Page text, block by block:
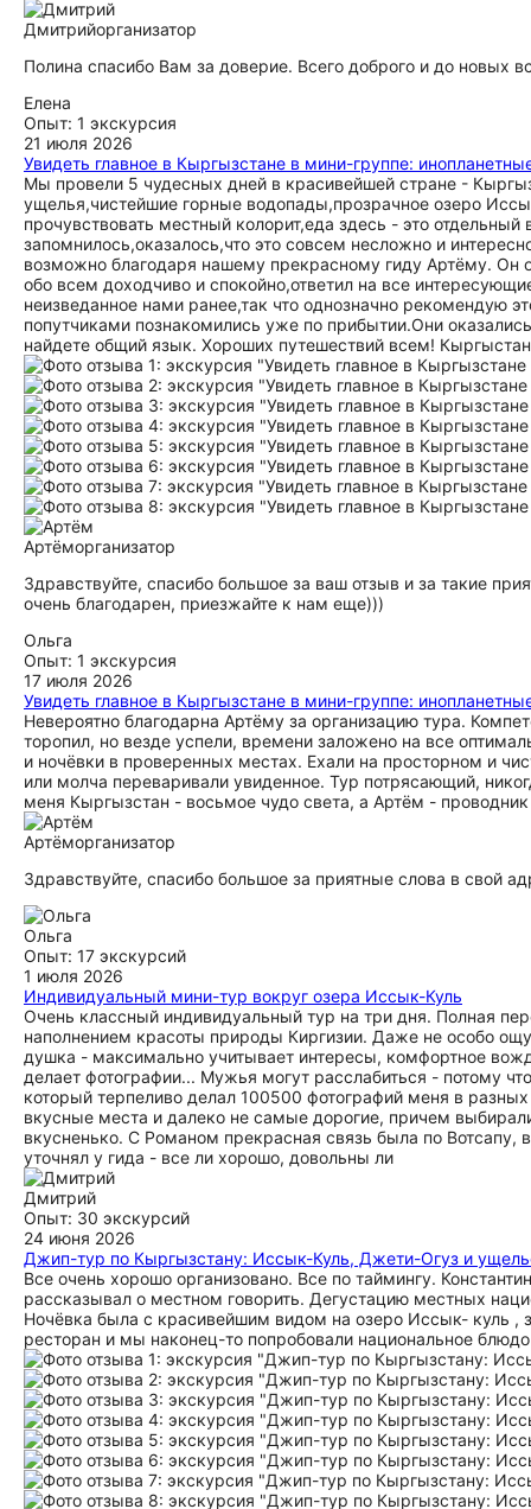
Дмитрийорганизатор
Полина спасибо Вам за доверие. Всего доброго и до новых
Елена
Опыт: 1 экскурсия
21 июля 2026
Увидеть главное в Кыргызстане в мини-группе:
Мы провели 5 чудесных дней в красивейшей стране -
ущелья,чистейшие горные водопады,прозрачное озеро
прочувствовать местный колорит,еда здесь - это
запомнилось,оказалось,что это совсем несложно и
возможно благодаря нашему прекрасному гиду Артёму. Он
обо всем доходчиво и спокойно,ответил на все
неизведанное нами ранее,так что однозначно рекомендую
попутчиками познакомились уже по прибытии.Они
найдете общий язык. Хороших путешествий всем!
Артёморганизатор
Здравствуйте, спасибо большое за ваш отзыв и за такие
очень благодарен, приезжайте к нам еще)))
Ольга
Опыт: 1 экскурсия
17 июля 2026
Увидеть главное в Кыргызстане в мини-группе:
Невероятно благодарна Артёму за организацию тура.
торопил, но везде успели, времени заложено на все
и ночёвки в проверенных местах. Ехали на просторном и
или молча переваривали увиденное. Тур потрясающий,
меня Кыргызстан - восьмое чудо света, а Артём -
Артёморганизатор
Здравствуйте, спасибо большое за приятные слова в свой
Ольга
Опыт: 17 экскурсий
1 июля 2026
Индивидуальный мини-тур вокруг озера Иссык-Куль
Очень классный индивидуальный тур на три дня. Полная
наполнением красоты природы Киргизии. Даже не особо
душка - максимально учитывает интересы, комфортное
делает фотографии... Мужья могут расслабиться - потому
который терпеливо делал 100500 фотографий меня в
вкусные места и далеко не самые дорогие, причем
вкусненько. С Романом прекрасная связь была по Вотсапу,
уточнял у гида - все ли хорошо, довольны ли
Дмитрий
Опыт: 30 экскурсий
24 июня 2026
Джип-тур по Кыргызстану: Иссык-Куль, Джети-Огуз и
Все очень хорошо организовано. Все по таймингу.
рассказывал о местном говорить. Дегустацию местных
Ночёвка была с красивейшим видом на озеро Иссык- куль ,
ресторан и мы наконец-то попробовали национальное